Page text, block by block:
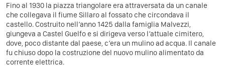
Fino al 1930 la piazza triangolare era attraversata da un canale
che collegava il fiume Sillaro al fossato che circondava il
castello. Costruito nell’anno 1425 dalla famiglia Malvezzi,
giungeva a Castel Guelfo e si dirigeva verso l’attuale cimitero,
dove, poco distante dal paese, c’era un mulino ad acqua. Il canale
fu chiuso dopo la costruzione del nuovo mulino alimentato da
corrente elettrica.